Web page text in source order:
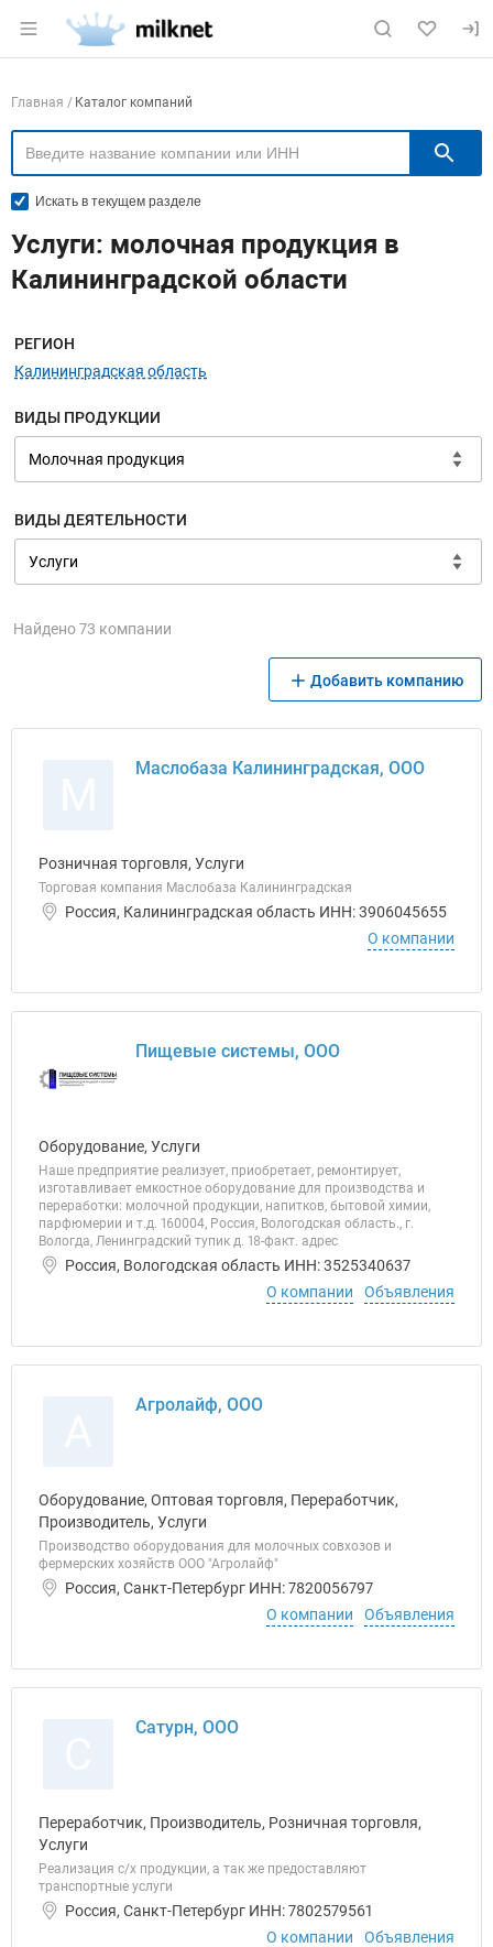
Раздел навигации по сайту milknet.ru
Навигация по компаниям
Главная Каталог компаний
Искать в текущем разделе
Услуги: молочная продукция в
Калининградской области
Меню навигации
РЕГИОН
Калининградская область
ВИДЫ ПРОДУКЦИИ
ВИДЫ ДЕЯТЕЛЬНОСТИ
Найдено 73 компании
Добавить компанию
Маслобаза Калининградская, ООО
Розничная торговля, Услуги
Торговая компания Маслобаза Калининградская
Россия, Калининградская область ИНН: 3906045655
О компании
Пищевые системы, ООО
Оборудование, Услуги
Наше предприятие реализует, приобретает, ремонтирует,
изготавливает емкостное оборудование для производства и
переработки: молочной продукции, напитков, бытовой химии,
парфюмерии и т.д. 160004, Россия, Вологодская область., г.
Вологда, Ленинградский тупик д. 18-факт. адрес
Россия, Вологодская область ИНН: 3525340637
О компании
Объявления
Агролайф, ООО
Оборудование, Оптовая торговля, Переработчик,
Производитель, Услуги
Производство оборудования для молочных совхозов и
фермерских хозяйств ООО "Агролайф"
Россия, Санкт-Петербург ИНН: 7820056797
О компании
Объявления
Сатурн, ООО
Переработчик, Производитель, Розничная торговля,
Услуги
Реализация с/х продукции, а так же предоставляют
транспортные услуги
Россия, Санкт-Петербург ИНН: 7802579561
О компании
Объявления